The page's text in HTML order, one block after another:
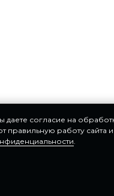
даете согласие на
правильную работу сайта и
.